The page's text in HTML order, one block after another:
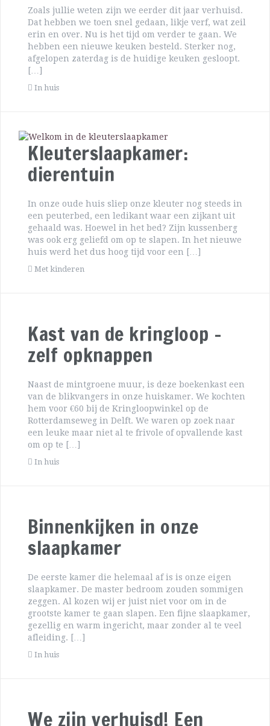
Zoals jullie weten zijn we eerder dit jaar verhuisd.
Dat hebben we toen snel gedaan, likje verf, wat zeil
erin en over. Nu is het tijd om verder te gaan. We
hebben een nieuwe keuken besteld. Sterker nog,
afgelopen zaterdag is de huidige keuken gesloopt.
[…]
In huis
Kleuterslaapkamer:
dierentuin
In onze oude huis sliep onze kleuter nog steeds in
een peuterbed, een ledikant waar een zijkant uit
gehaald was. Hoewel in het bed? Zijn kussenberg
was ook erg geliefd om op te slapen. In het nieuwe
huis werd het dus hoog tijd voor een […]
Met kinderen
Kast van de kringloop –
zelf opknappen
Naast de mintgroene muur, is deze boekenkast een
van de blikvangers in onze huiskamer. We kochten
hem voor €60 bij de Kringloopwinkel op de
Rotterdamseweg in Delft. We waren op zoek naar
een leuke maar niet al te frivole of opvallende kast
om op te […]
In huis
Binnenkijken in onze
slaapkamer
De eerste kamer die helemaal af is is onze eigen
slaapkamer. De master bedroom zouden sommigen
zeggen. Al kozen wij er juist niet voor om in de
grootste kamer te gaan slapen. Een fijne slaapkamer,
gezellig en warm ingericht, maar zonder al te veel
afleiding. […]
In huis
We zijn verhuisd! Een